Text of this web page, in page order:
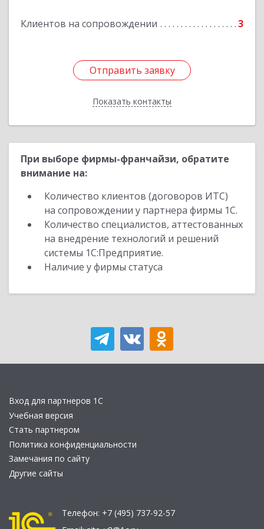
Клиентов на сопровождении 3
Отправить заявку
Показать контакты
Отправить заявку
Назад
При выборе фирмы-франчайзи, обратите
внимание на:
Количество клиентов (договоров ИТС)
на сопровождении у партнера фирмы 1С.
Количество специалистов, аттестованных
на внедрение технологий и решений
системы 1С:Предприятие.
Наличие у фирмы статуса
Вход для партнеров 1С
Учебная версия
Стать партнером
Политика конфиденциальности
Замечания по сайту
Другие сайты
Телефон: +7 (495) 737-92-57